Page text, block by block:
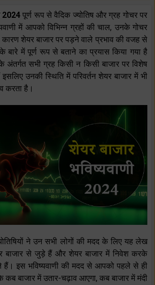
2024पूर्ण रूप से वैदिक ज्योतिष और ग्रह गोचर पर
में आपको विभिन्न ग्रहों की चाल, उनके गोचर
शेयर बाजार पर पड़ने वाले प्रभाव की वजह से
बारे में पूर्ण रूप से बताने का प्रयास किया गया है
अंतर्गत सभी ग्रह किसी न किसी बाजार पर विशेष
उनकी स्थिति में परिवर्तन शेयर बाजार में भी
करता है।
ने उन सभी लोगों की मदद के लिए यह लेख
बाजार से जुड़े हैं और शेयर बाजार में निवेश करके
हैं। इस भविष्यवाणी की मदद से आपको पहले से ही
बाजार में उतार-चढ़ाव आएगा, कब बाजार में मंदी